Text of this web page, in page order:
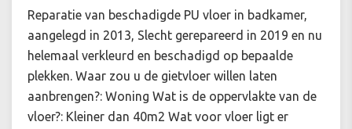
Reparatie van beschadigde PU vloer in badkamer,
aangelegd in 2013, Slecht gerepareerd in 2019 en nu
helemaal verkleurd en beschadigd op bepaalde
plekken. Waar zou u de gietvloer willen laten
aanbrengen?: Woning Wat is de oppervlakte van de
vloer?: Kleiner dan 40m2 Wat voor vloer ligt er